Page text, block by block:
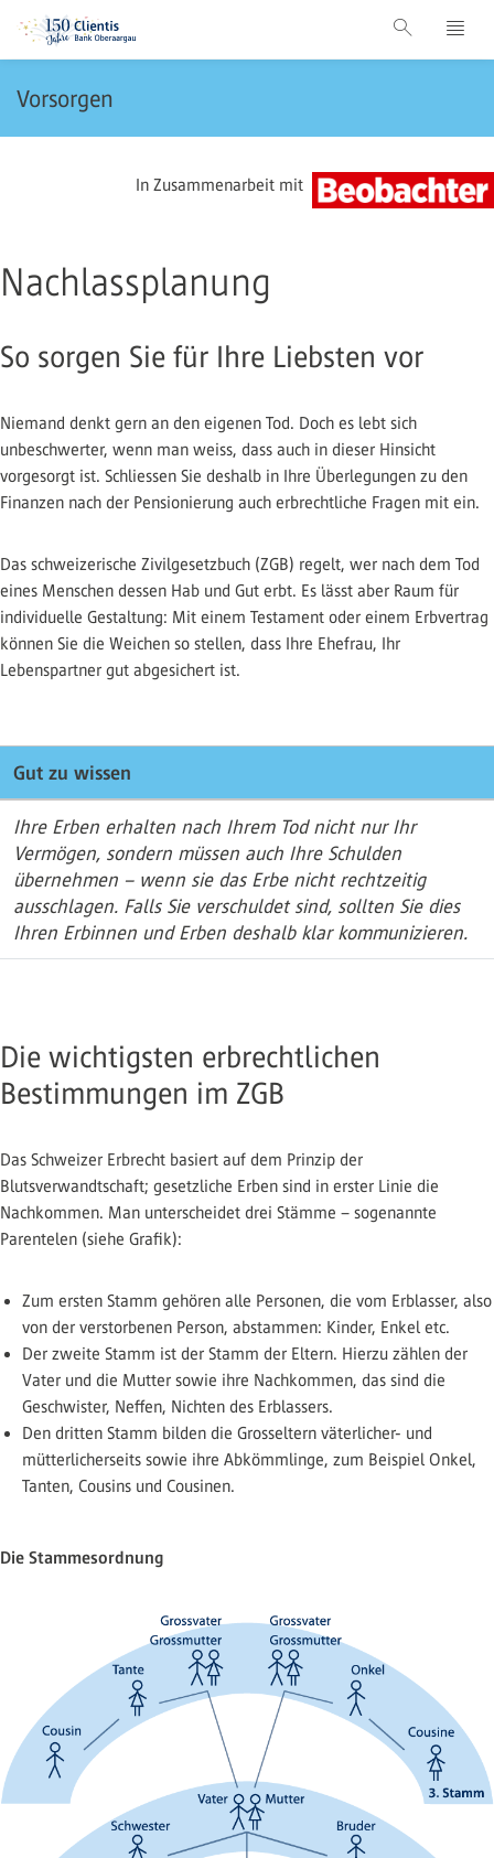
Vorsorgen
In Zusammenarbeit mit
Nachlassplanung
So sorgen Sie für Ihre Liebsten vor
Niemand denkt gern an den eigenen Tod. Doch es lebt sich
unbeschwerter, wenn man weiss, dass auch in dieser Hinsicht
vorgesorgt ist. Schliessen Sie deshalb in Ihre Überlegungen zu den
Finanzen nach der Pensionierung auch erbrechtliche Fragen mit ein.
Das schweizerische Zivilgesetzbuch (ZGB) regelt, wer nach dem Tod
eines Menschen dessen Hab und Gut erbt. Es lässt aber Raum für
individuelle Gestaltung: Mit einem Testament oder einem Erbvertrag
können Sie die Weichen so stellen, dass Ihre Ehefrau, Ihr
Lebenspartner gut abgesichert ist.
Gut zu wissen
Ihre Erben erhalten nach Ihrem Tod nicht nur Ihr
Vermögen, sondern müssen auch Ihre Schulden
übernehmen – wenn sie das Erbe nicht rechtzeitig
ausschlagen. Falls Sie verschuldet sind, sollten Sie dies
Ihren Erbinnen und Erben deshalb klar kommunizieren.
Die wichtigsten erbrechtlichen
Bestimmungen im ZGB
Das Schweizer Erbrecht basiert auf dem Prinzip der
Blutsverwandtschaft; gesetzliche Erben sind in erster Linie die
Nachkommen. Man unterscheidet drei Stämme – sogenannte
Parentelen (siehe Grafik):
Zum ersten Stamm gehören alle Personen, die vom Erblasser, also
von der verstorbenen Person, abstammen: Kinder, Enkel etc.
Der zweite Stamm ist der Stamm der Eltern. Hierzu zählen der
Vater und die Mutter sowie ihre Nachkommen, das sind die
Geschwister, Neffen, Nichten des Erblassers.
Den dritten Stamm bilden die Grosseltern väterlicher- und
mütterlicherseits sowie ihre Abkömmlinge, zum Beispiel Onkel,
Tanten, Cousins und Cousinen.
Die Stammesordnung